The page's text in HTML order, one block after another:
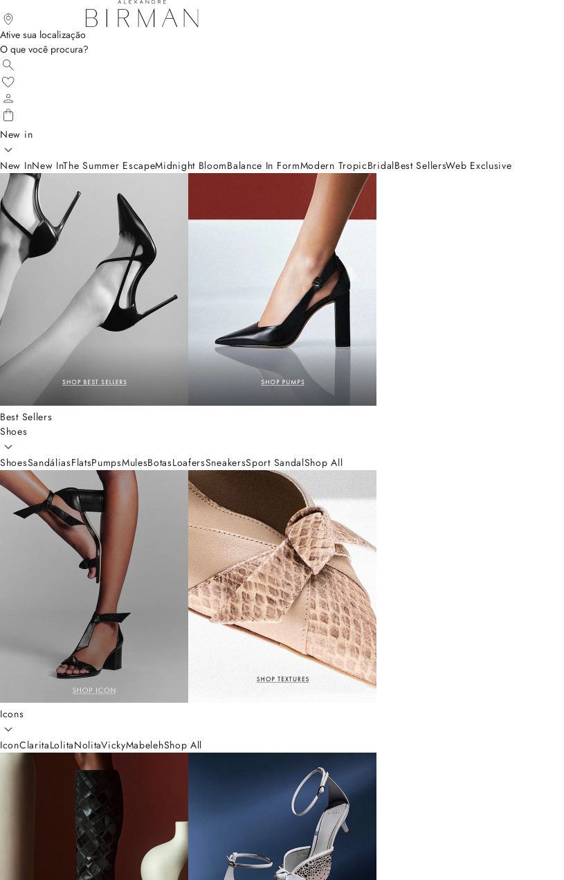
Ative sua localização
O que você procura?
New in
New InNew InThe Summer EscapeMidnight BloomBalance In FormModern TropicBridalBest SellersWeb Exclusive
Best Sellers
Shoes
ShoesSandáliasFlatsPumpsMulesBotasLoafersSneakersSport SandalShop All
Icons
IconClaritaLolitaNolitaVickyMabelehShop All